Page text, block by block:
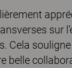
sur
Cela
belle